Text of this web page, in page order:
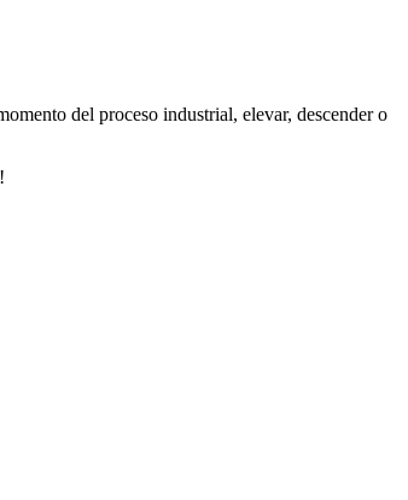
del proceso industrial, elevar, descender o